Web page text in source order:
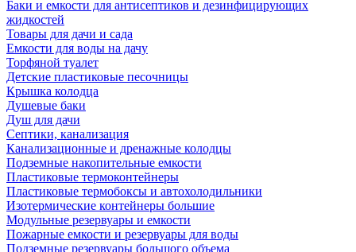
Баки и емкости для антисептиков и дезинфицирующих
жидкостей
Товары для дачи и сада
Емкости для воды на дачу
Торфяной туалет
Детские пластиковые песочницы
Крышка колодца
Душевые баки
Душ для дачи
Септики, канализация
Канализационные и дренажные колодцы
Подземные накопительные емкости
Пластиковые термоконтейнеры
Пластиковые термобоксы и автохолодильники
Изотермические контейнеры большие
Модульные резервуары и емкости
Пожарные емкости и резервуары для воды
Подземные резервуары большого объема